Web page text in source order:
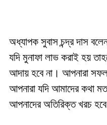
অধ্যাপক সুবাস চন্দ্র দাস
যদি মুনাফা লাভ করাই হয়
আদায় হবে না। আপনারা
আপনারা যদি আমাদের কথা
আপনাদের অতিরিক্ত খরচ